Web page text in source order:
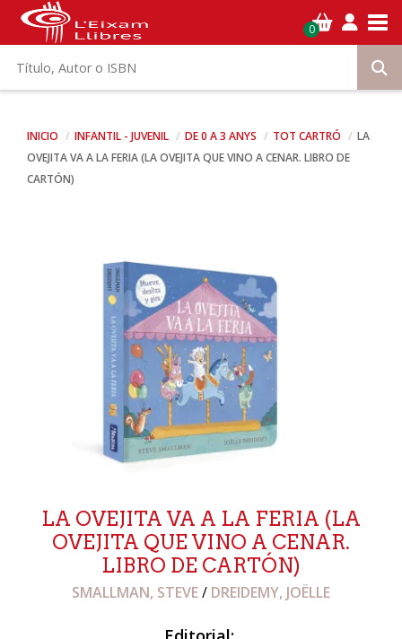
0
INICIO INFANTIL - JUVENIL DE 0 A 3 ANYS TOT CARTRÓ
LA
OVEJITA VA A LA FERIA (LA OVEJITA QUE VINO A CENAR. LIBRO DE
CARTÓN)
LA OVEJITA VA A LA FERIA (LA
OVEJITA QUE VINO A CENAR.
LIBRO DE CARTÓN)
SMALLMAN, STEVE/ DREIDEMY, JOËLLE